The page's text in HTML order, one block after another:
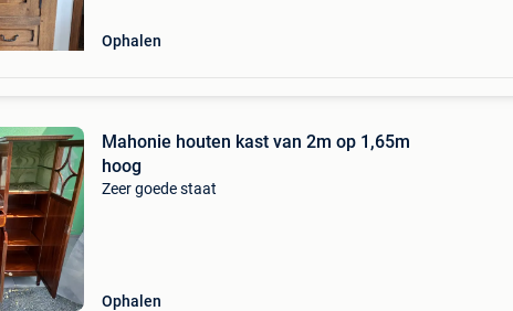
Ophalen
Mahonie houten kast van 2m op 1,65m
hoog
Zeer goede staat
Ophalen